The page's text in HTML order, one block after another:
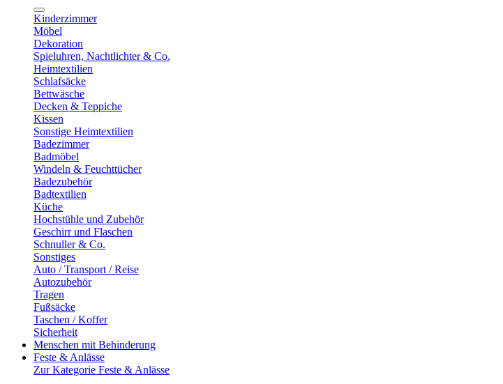
Kinderzimmer
Möbel
Dekoration
Spieluhren, Nachtlichter & Co.
Heimtextilien
Schlafsäcke
Bettwäsche
Decken & Teppiche
Kissen
Sonstige Heimtextilien
Badezimmer
Badmöbel
Windeln & Feuchttücher
Badezubehör
Badtextilien
Küche
Hochstühle und Zubehör
Geschirr und Flaschen
Schnuller & Co.
Sonstiges
Auto / Transport / Reise
Autozubehör
Tragen
Fußsäcke
Taschen / Koffer
Sicherheit
Menschen mit Behinderung
Feste & Anlässe
Zur Kategorie Feste & Anlässe